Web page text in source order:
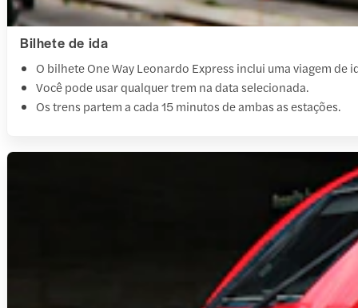
Bilhete de ida
O bilhete One Way Leonardo Express inclui uma viagem
Você pode usar qualquer trem na data selecionada.
Os trens partem a cada 15 minutos de ambas as estações.